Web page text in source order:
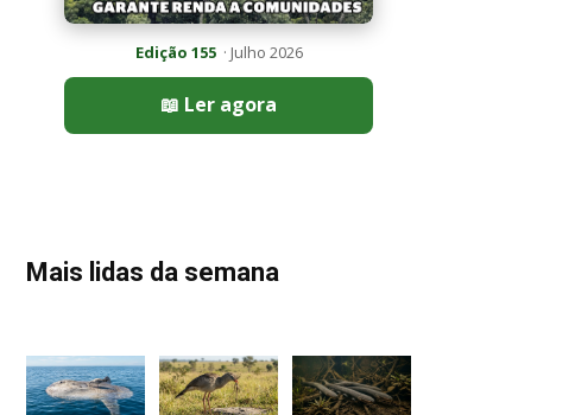
Edição 155· Julho 2026
📖 Ler agora
Mais lidas da semana